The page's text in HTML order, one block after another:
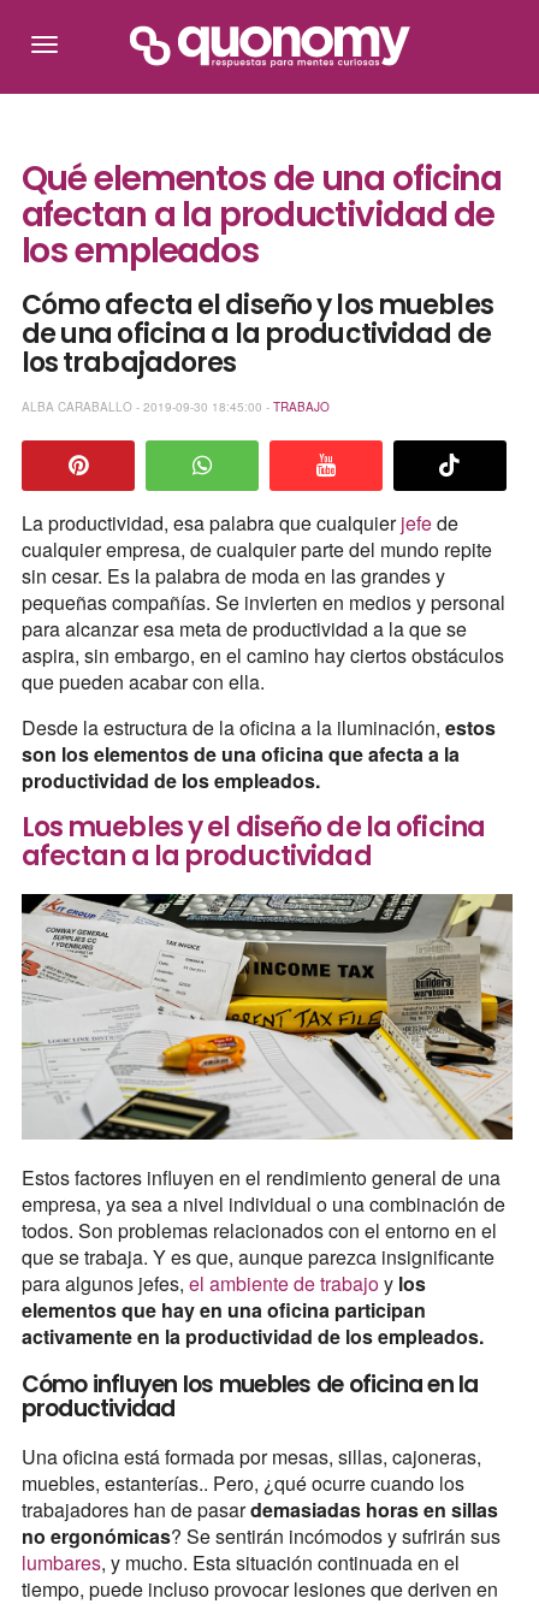
Qué elementos de una oficina
afectan a la productividad de
los empleados
Cómo afecta el diseño y los muebles
de una oficina a la productividad de
los trabajadores
ALBA CARABALLO - 2019-09-30 18:45:00 - TRABAJO
La productividad, esa palabra que cualquierjefede
cualquier empresa, de cualquier parte del mundo repite
sin cesar. Es la palabra de moda en las grandes y
pequeñas compañías. Se invierten en medios y personal
para alcanzar esa meta de productividad a la que se
aspira, sin embargo, en el camino hay ciertos obstáculos
que pueden acabar con ella.
Desde la estructura de la oficina a la iluminación, estos
son los elementos de una oficina que afecta a la
productividad de los empleados.
Los muebles y el diseño de la oficina
afectan a la productividad
Estos factores influyen en el rendimiento general de una
empresa, ya sea a nivel individual o una combinación de
todos. Son problemas relacionados con el entorno en el
que se trabaja. Y es que, aunque parezca insignificante
para algunos jefes, el ambiente de trabajoylos
elementos que hay en una oficina participan
activamente en la productividad de los empleados.
Cómo influyen los muebles de oficina en la
productividad
Una oficina está formada por mesas, sillas, cajoneras,
muebles, estanterías.. Pero, ¿qué ocurre cuando los
trabajadores han de pasardemasiadas horas en sillas
no ergonómicas? Se sentirán incómodos y sufrirán sus
lumbares, y mucho. Esta situación continuada en el
tiempo, puede incluso provocar lesiones que deriven en